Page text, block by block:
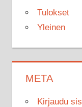
Tulokset
Yleinen
META
Kirjaudu